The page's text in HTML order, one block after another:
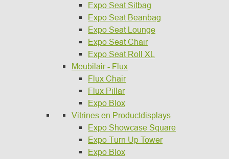
Expo Seat Sitbag
Expo Seat Beanbag
Expo Seat Lounge
Expo Seat Chair
Expo Seat Roll XL
Meubilair - Flux
Flux Chair
Flux Pillar
Expo Blox
Vitrines en Productdisplays
Expo Showcase Square
Expo Turn Up Tower
Expo Blox